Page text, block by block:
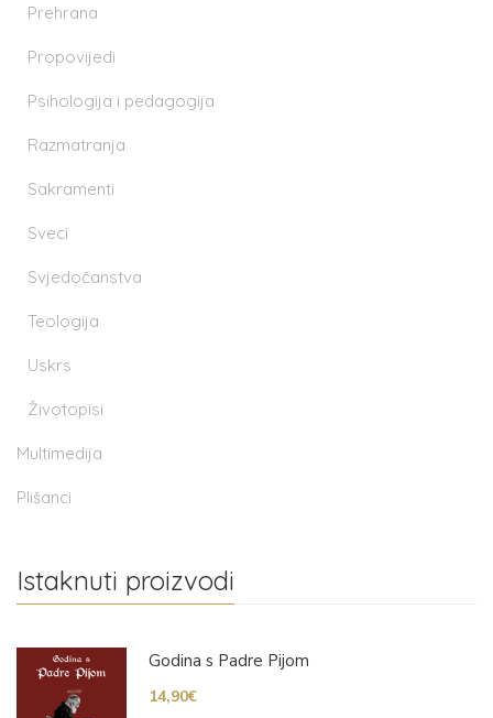
Prehrana
Propovijedi
Psihologija i pedagogija
Razmatranja
Sakramenti
Sveci
Svjedočanstva
Teologija
Uskrs
Životopisi
Multimedija
Plišanci
Istaknuti proizvodi
Godina s Padre Pijom
14,90€